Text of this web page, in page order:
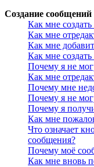
Создание сообщений
Как мне
Как мне
Как мне
Как мне создать
Почему я не
Как мне
Почему мне
Почему я не
Почему я
Как мне
Что означает
сообщения?
Почему моё
Как мне вновь